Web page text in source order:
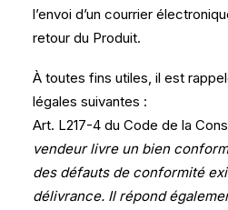
l’envoi d’un courrier
retour du Produit.
À toutes fins utiles, il est
légales suivantes :
Art. L217-4 du Code de la
vendeur livre un bien
des défauts de conformité
délivrance. Il répond